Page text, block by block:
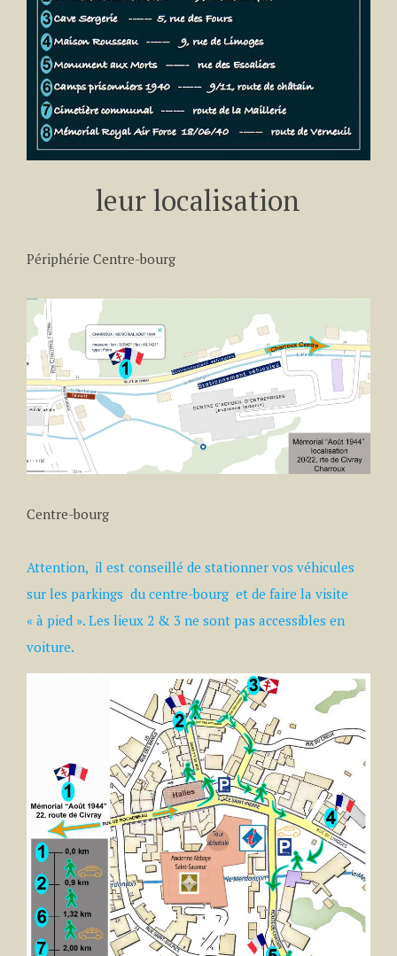
leur localisation
Périphérie Centre-bourg
Centre-bourg
Attention, il est conseillé de stationner vos véhicules
sur les parkings du centre-bourg et de faire la visite
« à pied ». Les lieux 2 & 3 ne sont pas accessibles en
voiture.